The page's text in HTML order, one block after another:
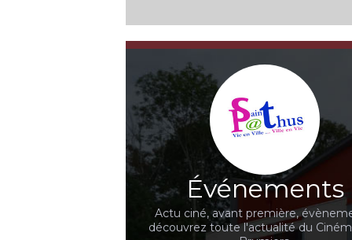
Événements
Actu ciné, avant première,
découvrez toute l'actualité du